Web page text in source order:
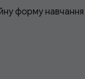
форму навчання